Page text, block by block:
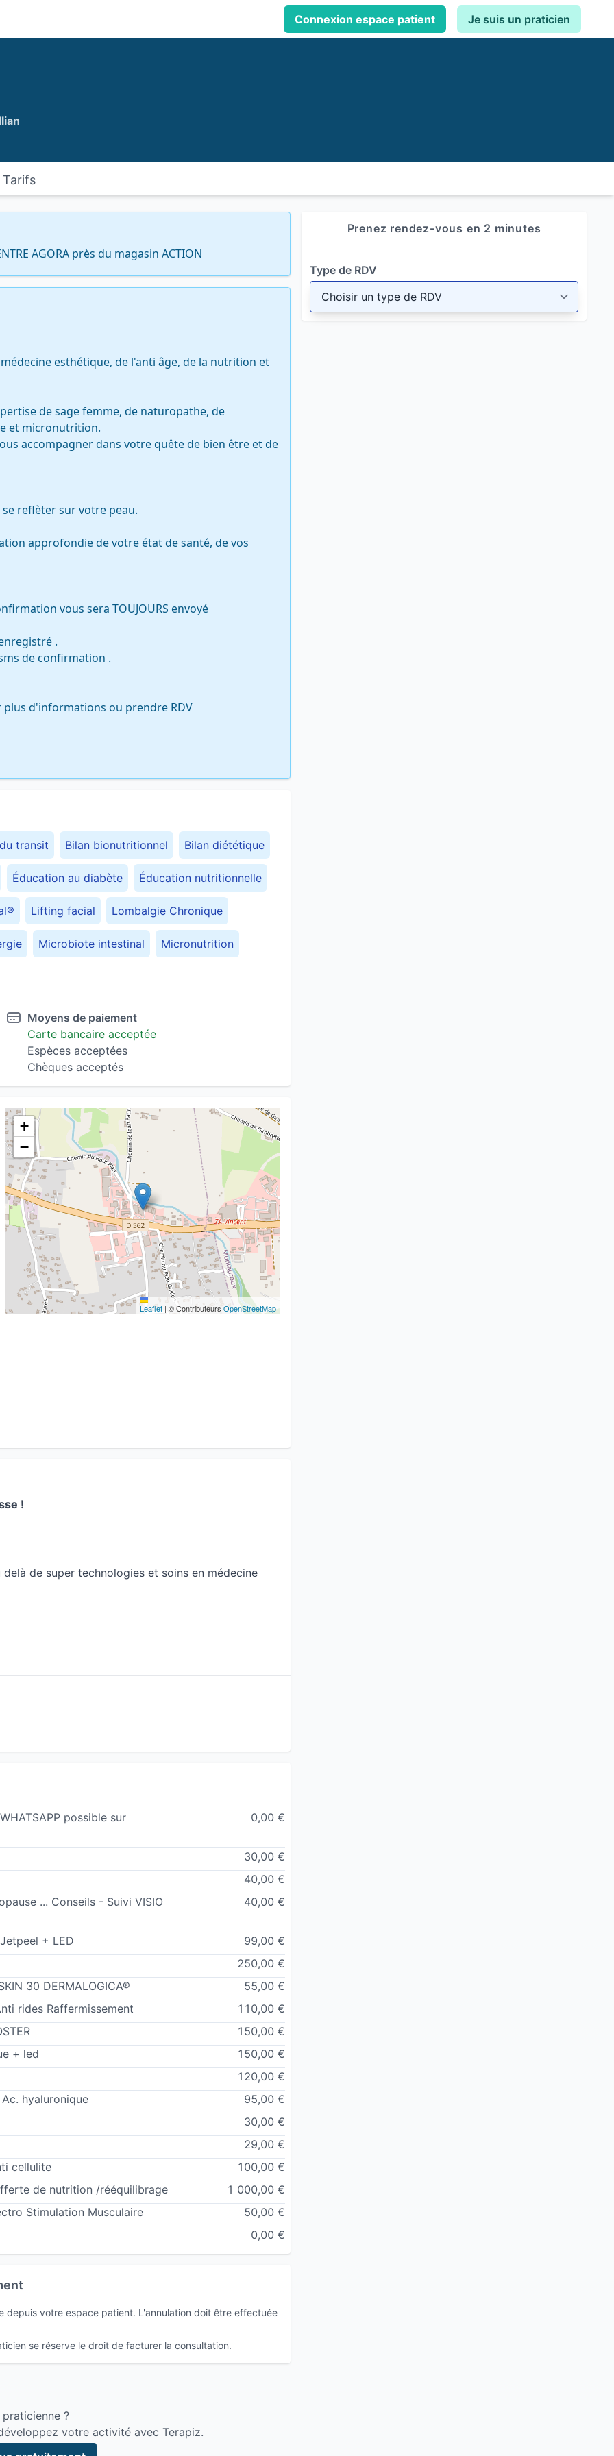
Connexion espace patient Je suis un praticien
Tarifs
AGORA près du magasin ACTION
esthétique, de l'anti âge, de la nutrition et
de sage femme, de naturopathe, de
et micronutrition.
accompagner dans votre quête de bien être et de
reflèter sur votre peau.
approfondie de votre état de santé, de vos
vous sera TOUJOURS envoyé
.
de confirmation .
plus d'informations ou prendre RDV
transit Bilan bionutritionnel Bilan diététique
Éducation au diabète Éducation nutritionnelle
Lifting facial Lombalgie Chronique
Microbiote intestinal Micronutrition
la ménopause
Moyens de paiement
Carte bancaire acceptée
Espèces acceptées
Chèques acceptés
+
−
Leaflet | © Contributeurs OpenStreetMap
!
de super technologies et soins en médecine
?
la prévention et le bien vieillir comme un atout
Mercuriales à Tourrettes.
en médecine esthétique rajeunissement et
(Technologies au CE médical)
imaginative. Les soins prodigués permettent
votre santé, l’embellissement de votre peau et
communautaire
âge / pressodynamie drainage lymphatique
Dermalogica®
en charge de l'obésité" et Praticienne en Micro
face aux questions sur l'intestin irritable.
d’échanges interprofessionnels est pour moi
adéquate à votre demande.
INDOLORE.
personnalisé ?
les douleurs osteo-articulaires grâce à la
possible sur
0,00 €
30,00 €
40,00 €
... Conseils - Suivi VISIO
40,00 €
+ LED
99,00 €
250,00 €
30 DERMALOGICA®
55,00 €
rides Raffermissement
110,00 €
150,00 €
+ led
150,00 €
120,00 €
hyaluronique
95,00 €
30,00 €
29,00 €
cellulite
100,00 €
de nutrition /rééquilibrage
1 000,00 €
Stimulation Musculaire
50,00 €
0,00 €
depuis votre espace patient. L'annulation doit être effectuée
se réserve le droit de facturer la consultation.
Prenez rendez-vous en 2 minutes
Type de RDV
?
votre activité avec Terapiz.